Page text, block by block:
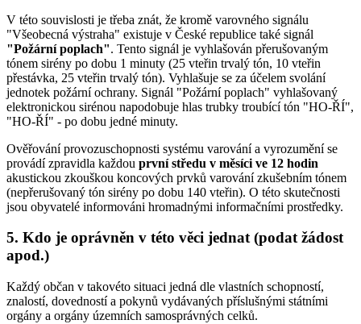
V této souvislosti je třeba znát, že kromě varovného signálu
"Všeobecná výstraha" existuje v České republice také signál
"Požární poplach". Tento signál je vyhlašován přerušovaným
tónem sirény po dobu 1 minuty (25 vteřin trvalý tón, 10 vteřin
přestávka, 25 vteřin trvalý tón). Vyhlašuje se za účelem svolání
jednotek požární ochrany. Signál "Požární poplach" vyhlašovaný
elektronickou sirénou napodobuje hlas trubky troubící tón "HO-ŘÍ",
"HO-ŘÍ" - po dobu jedné minuty.
Ověřování provozuschopnosti systému varování a vyrozumění se
provádí zpravidla každou první středu v měsíci ve 12 hodin
akustickou zkouškou koncových prvků varování zkušebním tónem
(nepřerušovaný tón sirény po dobu 140 vteřin). O této skutečnosti
jsou obyvatelé informováni hromadnými informačními prostředky.
5. Kdo je oprávněn v této věci jednat (podat žádost
apod.)
Každý občan v takovéto situaci jedná dle vlastních schopností,
znalostí, dovedností a pokynů vydávaných příslušnými státními
orgány a orgány územních samosprávných celků.